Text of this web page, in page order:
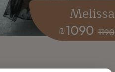
1190
1090
₪
Melissa